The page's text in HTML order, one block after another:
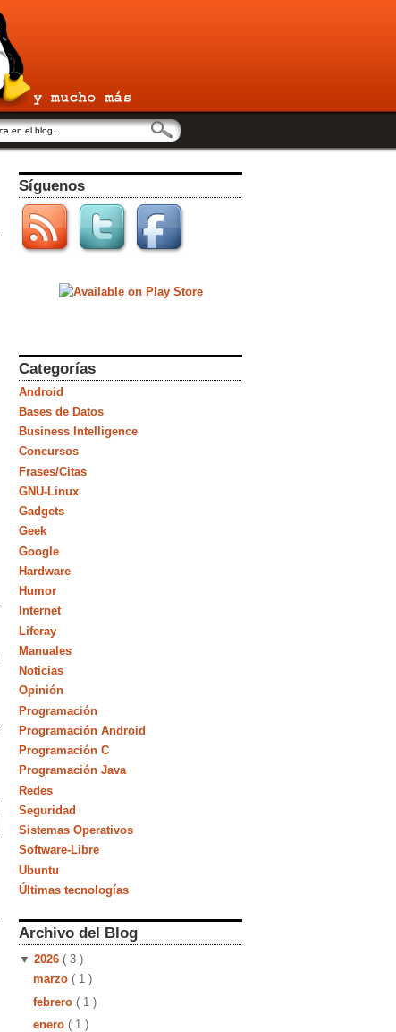
Síguenos
Categorías
Android
Bases de Datos
Business Intelligence
Concursos
Frases/Citas
GNU-Linux
Gadgets
Geek
Google
Hardware
Humor
Internet
Liferay
Manuales
Noticias
Opinión
Programación
Programación Android
Programación C
Programación Java
Redes
Seguridad
Sistemas Operativos
Software-Libre
Ubuntu
Últimas tecnologías
Archivo del Blog
▼ 2026 ( 3 )
marzo ( 1 )
febrero ( 1 )
enero ( 1 )